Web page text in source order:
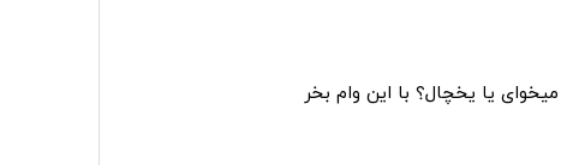
یا یخچال؟ با این وام بخر